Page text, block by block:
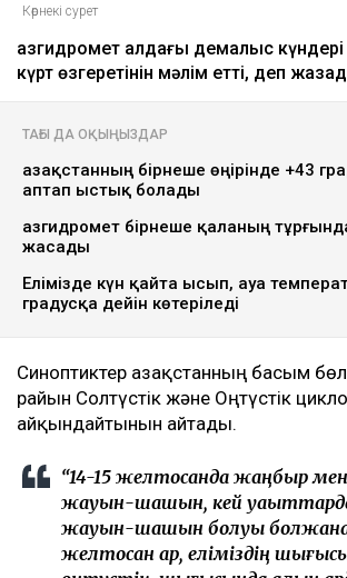
Көрнекі сурет
Қазгидромет алдағы демалыс
күрт өзгеретінін мәлім етті, деп
ТАҒЫ ДА ОҚЫҢЫЗДАР
Қазақстанның бірнеше өңірінде +43
аптап ыстық болады
Қазгидромет бірнеше қаланың
жасады
Елімізде күн қайта ысып, ауа
градусқа дейін көтеріледі
Синоптиктер Қазақстанның басым
райын Солтүстік және Оңтүстік
айқындайтынын айтады.
“14-15 желтоқсанда жаңбыр мен
жауын-шашын, кей
жауын-шашын болуы
желтоқсан қар, еліміздің